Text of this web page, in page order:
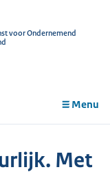
voor Ondernemend
Menu
Met